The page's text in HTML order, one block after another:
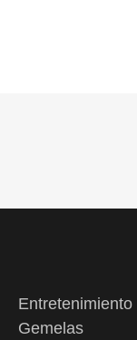
Gemelas